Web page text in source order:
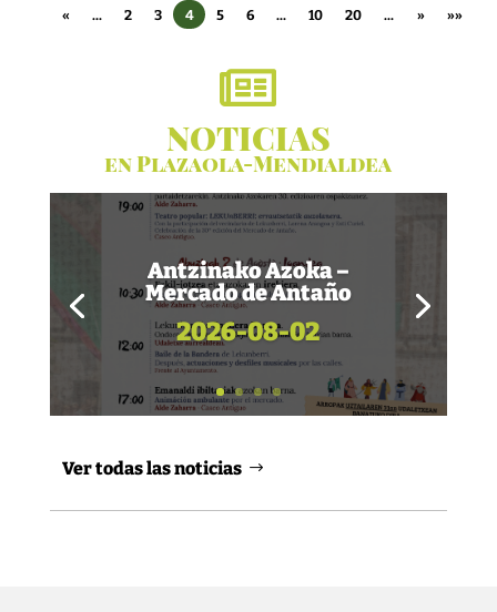
« ... 2 3 4 5 6 ... 10 20 ... » »»

NOTICIAS
en Plazaola-Mendialdea
Antzinako Azoka –
Mercado de Antaño
2026-08-02
Ver todas las noticias